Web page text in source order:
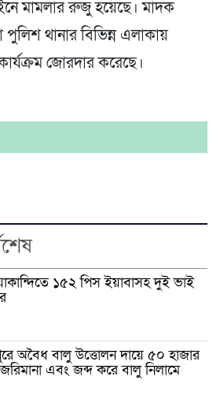
মামলার রুজু হয়েছে। মাদক
পুলিশ থানার বিভিন্ন এলাকায়
জোরদার করেছে।
১৫২ পিস ইয়াবাসহ দুই ভাই
অবৈধ বালু উত্তোলন দায়ে ৫০ হাজার
এবং জব্দ করে বালু নিলামে